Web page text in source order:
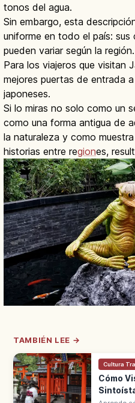
tonos del agua.
Sin embargo, esta
uniforme en todo el país:
pueden variar según la región.
Para los viajeros que visitan
mejores puertas de entrada
japoneses.
Si lo miras no solo como un
como una forma antigua de
la naturaleza y como
historias entre regiones,
TAMBIÉN LEE →
Cultura
Cómo